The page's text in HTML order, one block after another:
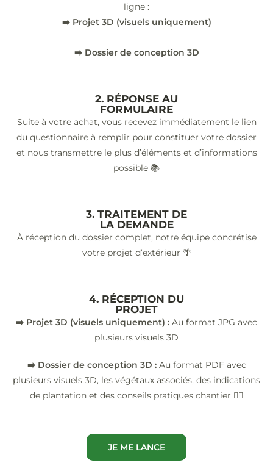
ligne :
➡️ Projet 3D (visuels uniquement)
➡️ Dossier de conception 3D
2. RÉPONSE AU
FORMULAIRE
Suite à votre achat, vous recevez immédiatement le lien
du questionnaire à remplir pour constituer votre dossier
et nous transmettre le plus d’éléments et d’informations
possible 📚
3. TRAITEMENT DE
LA DEMANDE
À réception du dossier complet, notre équipe concrétise
votre projet d’extérieur 🌴
4. RÉCEPTION DU
PROJET
➡️ Projet 3D (visuels uniquement) : Au format JPG avec
plusieurs visuels 3D
➡️ Dossier de conception 3D :Au format PDF avec
plusieurs visuels 3D, les végétaux associés, des indications
de plantation et des conseils pratiques chantier 👷‍♂️
JE ME LANCE